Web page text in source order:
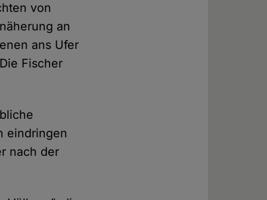
von
an
ans Ufer
Fischer
eindringen
nach der